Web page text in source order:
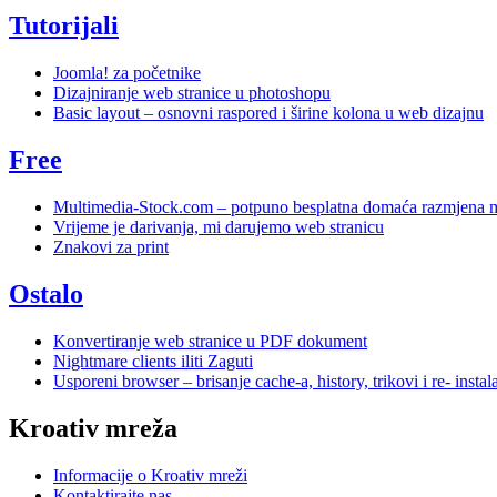
Tutorijali
Joomla! za početnike
Dizajniranje web stranice u photoshopu
Basic layout – osnovni raspored i širine kolona u web dizajnu
Free
Multimedia-Stock.com – potpuno besplatna domaća razmjena
Vrijeme je darivanja, mi darujemo web stranicu
Znakovi za print
Ostalo
Konvertiranje web stranice u PDF dokument
Nightmare clients iliti Zaguti
Usporeni browser – brisanje cache-a, history, trikovi i re-
Kroativ mreža
Informacije o Kroativ mreži